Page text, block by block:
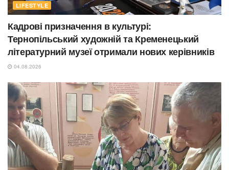
LIFESTYLE
Кадрові призначення в культурі:
Тернопільський художній та Кременецький
літературний музеї отримали нових керівників
04.08.2026